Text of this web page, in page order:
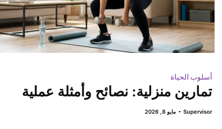
أسلوب الحياة
تمارين منزلية: نصائح وأمثلة عملية
Supervisor مايو 8, 2026